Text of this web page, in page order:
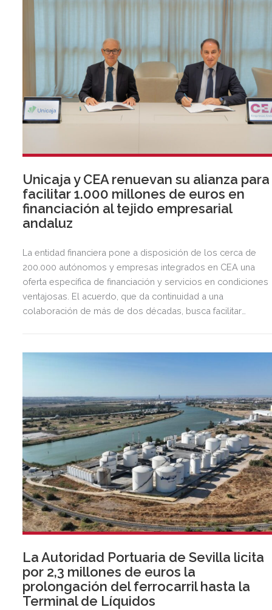
Unicaja y CEA renuevan su alianza para
facilitar 1.000 millones de euros en
financiación al tejido empresarial
andaluz
La entidad financiera pone a disposición de los cerca de
200.000 autónomos y empresas integrados en CEA una
oferta específica de financiación y servicios en condiciones
ventajosas. El acuerdo, que da continuidad a una
colaboración de más de dos décadas, busca facilitar
Unicaja a empresas, pymes y autónomos, uno de los
La Autoridad Portuaria de Sevilla licita
por 2,3 millones de euros la
prolongación del ferrocarril hasta la
Terminal de Líquidos